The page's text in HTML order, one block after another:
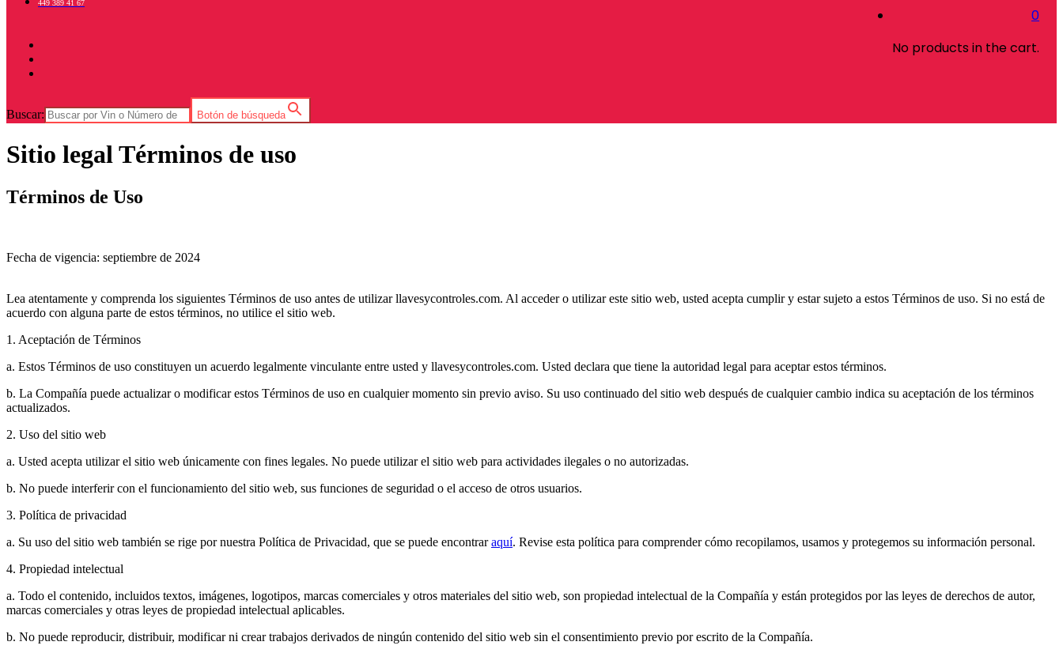
0
No products in the cart.
449 389 41 67
Buscar: Botón de búsqueda
Sitio legal Términos de uso
Términos de Uso
Fecha de vigencia: septiembre de 2024
Lea atentamente y comprenda los siguientes Términos de uso antes de utilizar llavesycontroles.com. Al acceder o utilizar este sitio web, usted acepta cumplir y estar sujeto a estos Términos de uso. Si no está de
acuerdo con alguna parte de estos términos, no utilice el sitio web.
1. Aceptación de Términos
a. Estos Términos de uso constituyen un acuerdo legalmente vinculante entre usted y llavesycontroles.com. Usted declara que tiene la autoridad legal para aceptar estos términos.
b. La Compañía puede actualizar o modificar estos Términos de uso en cualquier momento sin previo aviso. Su uso continuado del sitio web después de cualquier cambio indica su aceptación de los términos
actualizados.
2. Uso del sitio web
a. Usted acepta utilizar el sitio web únicamente con fines legales. No puede utilizar el sitio web para actividades ilegales o no autorizadas.
b. No puede interferir con el funcionamiento del sitio web, sus funciones de seguridad o el acceso de otros usuarios.
3. Política de privacidad
a. Su uso del sitio web también se rige por nuestra Política de Privacidad, que se puede encontraraquí. Revise esta política para comprender cómo recopilamos, usamos y protegemos su información personal.
4. Propiedad intelectual
a. Todo el contenido, incluidos textos, imágenes, logotipos, marcas comerciales y otros materiales del sitio web, son propiedad intelectual de la Compañía y están protegidos por las leyes de derechos de autor,
marcas comerciales y otras leyes de propiedad intelectual aplicables.
b. No puede reproducir, distribuir, modificar ni crear trabajos derivados de ningún contenido del sitio web sin el consentimiento previo por escrito de la Compañía.